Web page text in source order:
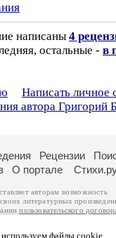
написаны 4
остальные - в
Написать личное
автора Григорий
файлы cookie
Рецензии
О портале
авторам возможность
литературных
пользовательского
принадлежат
Перепечатка произведений